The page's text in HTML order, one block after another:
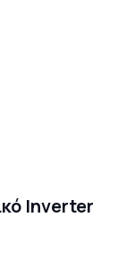
Inverter